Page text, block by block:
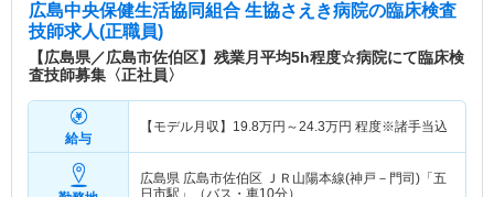
広島中央保健生活協同組合 生協さえき病院の臨床検査
技師求人(正職員)
【広島県／広島市佐伯区】残業月平均5h程度☆病院にて臨床検
査技師募集〈正社員〉
給与
【モデル月収】 19.8万円～24.3万円 程度※諸手当込
広島県 広島市佐伯区 ＪＲ山陽本線(神戸－門司)「五